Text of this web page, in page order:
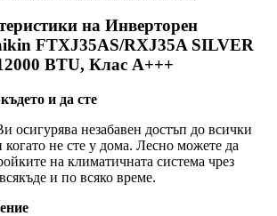
на Инверторен
FTXJ35AS/RXJ35A SILVER
BTU, Клас A+++
и да сте
осигурява незабавен достъп до всички
не сте у дома. Лесно можете да
на климатичната система чрез
и по всяко време.